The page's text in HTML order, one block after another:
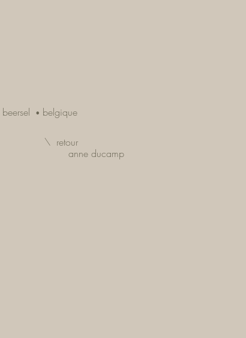
• belgique
\ retour
anne ducamp